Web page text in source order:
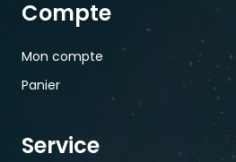
Compte
Mon compte
Panier
Service